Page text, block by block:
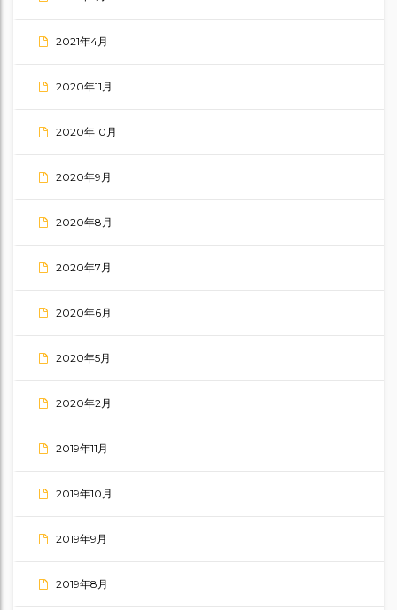
2021年4月
2020年11月
2020年10月
2020年9月
2020年8月
2020年7月
2020年6月
2020年5月
2020年2月
2019年11月
2019年10月
2019年9月
2019年8月